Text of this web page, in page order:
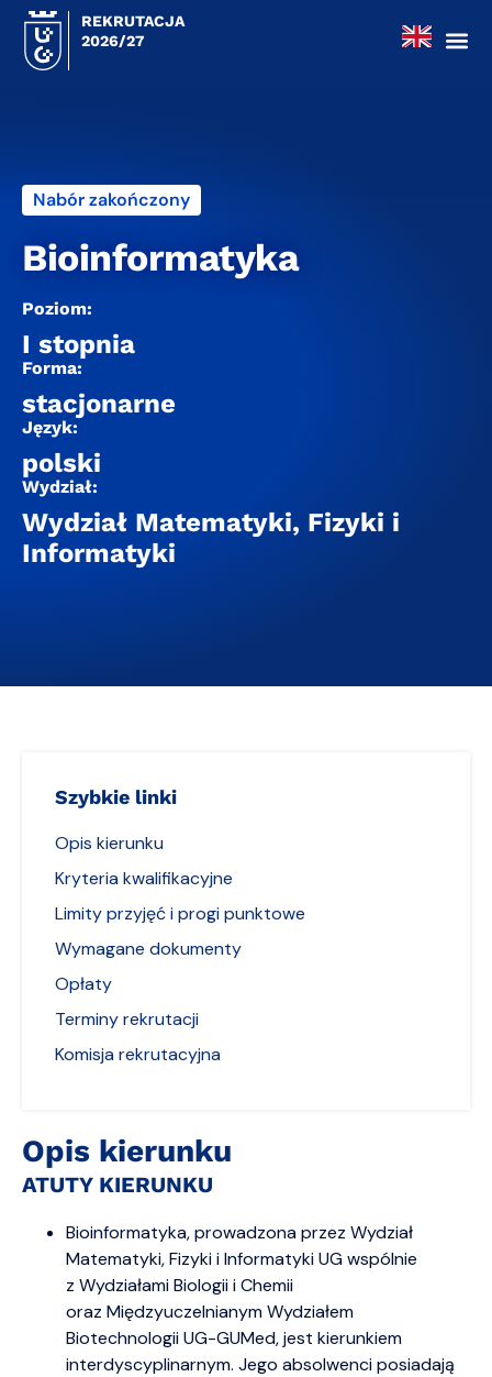
REKRUTACJA
2026/27
Nabór zakończony
Bioinformatyka
Poziom:
I stopnia
Forma:
stacjonarne
Język:
polski
Wydział:
Wydział Matematyki, Fizyki i
Informatyki
Opis kierunku
ATUTY KIERUNKU
Bioinformatyka, prowadzona przez Wydział
Matematyki, Fizyki i Informatyki UG wspólnie
z Wydziałami Biologii i Chemii
oraz Międzyuczelnianym Wydziałem
Biotechnologii UG-GUMed, jest kierunkiem
interdyscyplinarnym. Jego absolwenci posiadają
Szybkie linki
Opis kierunku
Kryteria kwalifikacyjne
Limity przyjęć i progi punktowe
Wymagane dokumenty
Opłaty
Terminy rekrutacji
Komisja rekrutacyjna